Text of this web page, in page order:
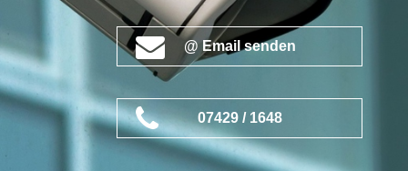
@ Email senden
07429 / 1648